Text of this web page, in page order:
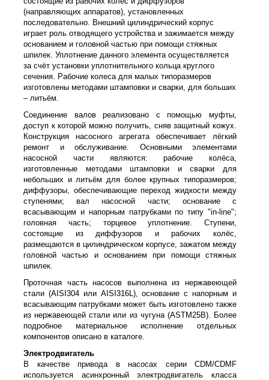
(направляющих аппаратов), установленных
последовательно. Внешний цилиндрический корпус
играет роль отводящего устройства и зажимается между
основанием и головной частью при помощи стяжных
шпилек. Уплотнение данного элемента осуществляется
за счёт установки уплотнительного кольца круглого
сечения. Рабочие колеса для малых типоразмеров
изготовлены методами штамповки и сварки, для больших
– литьём.
Соединение валов реализовано с помощью муфты,
доступ к которой можно получить, сняв защитный кожух.
Конструкция насосного агрегата обеспечивает лёгкий
ремонт и обслуживание. Основными элементами
насосной части являются: рабочие колёса,
изготовленные методами штамповки и сварки для
небольших и литьём для более крупных типоразмеров;
диффузоры, обеспечивающие переход жидкости между
ступенями; вал насосной части; основание с
всасывающим и напорным патрубками по типу "in-line";
головная часть; торцевое уплотнение. Ступени,
состоящие из диффузоров и рабочих колёс,
размещаются в цилиндрическом корпусе, зажатом между
головной частью и основанием при помощи стяжных
шпилек.
Проточная часть насосов выполнена из нержавеющей
стали (AISI304 или AISI316L), основание с напорным и
всасывающим патрубками может быть изготовлено также
из нержавеющей стали или из чугуна (ASTM25B). Более
подробное материальное исполнение отдельных
компонентов описано в каталоге.
Электродвигатель
В качестве привода в насосах серии CDM/CDMF
используется асинхронный электродвигатель класса